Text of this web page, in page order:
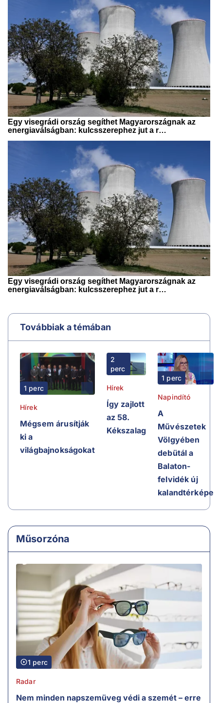
Továbbiak a témában
1 perc
Hírek
Mégsem árusítják
ki a
világbajnokságokat
2
perc
Hírek
Így zajlott
az 58.
Kékszalag
1 perc
Napindító
A
Művészetek
Völgyében
debütál a
Balaton-
felvidék új
kalandtérképe
Műsorzóna
1 perc
Radar
Nem minden napszemüveg védi a szemét – erre